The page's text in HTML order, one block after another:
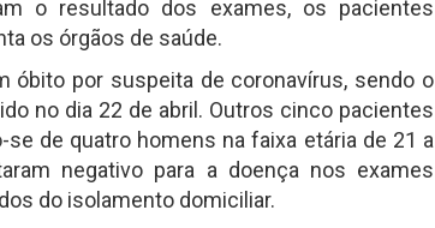
o resultado dos exames, os pacientes
os órgãos de saúde.
óbito por suspeita de coronavírus, sendo o
no dia 22 de abril. Outros cinco pacientes
de quatro homens na faixa etária de 21 a
negativo para a doença nos exames
do isolamento domiciliar.